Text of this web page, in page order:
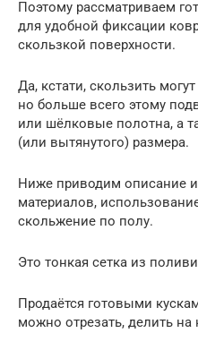
Поэтому рассматриваем
для удобной фиксации
скользкой поверхности.
Да, кстати, скользить
но больше всего этому
или шёлковые полотна, а
(или вытянутого) размера.
Ниже приводим описание
материалов,
скольжение по полу.
Это тонкая сетка из
Продаётся готовыми
можно отрезать, делить на